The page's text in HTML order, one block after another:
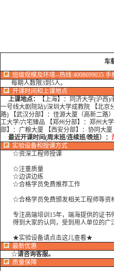
车
班级规模及环境--热线:4008699035 手
每期人数限3到5人。
开课时间和上课地点
上课地点：
【上海】：同济大学(沪西
一号线大剧院站)/深圳大学成教院 【北京
路) 【武汉分部】：佳源大厦（高新二路
工大学/六宅臻品 【郑州分部】：郑州大
部】：广粮大厦 【西安分部】：协同大厦
最近开课时间(周末班/连续班/晚班）：
实验设备和授课方式
☆资深工程师授课
☆注重质量
☆边讲边练
☆合格学员免费推荐工作
☆合格学员免费颁发相关工程师等资
专注高端培训15年，端海提供的证书
得到大家的认同，受到用人单位的广
★实验设备请点击这儿查看★
最新优惠
☆请咨询客服。
质量保障